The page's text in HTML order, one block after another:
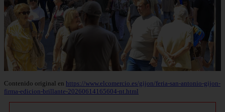
Contenido original en https://www.elcomercio.es/gijon/feria-san-antonio-gijon-
firma-edicion-brillante-20260614165604-nt.html